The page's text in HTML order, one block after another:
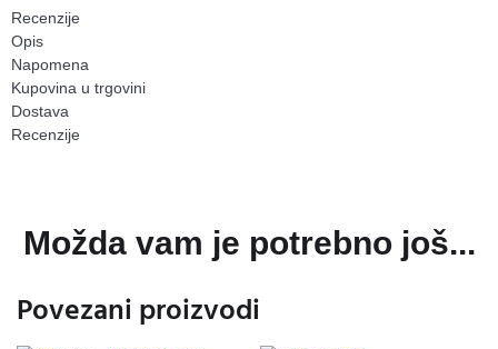
Recenzije
Opis
Napomena
Kupovina u trgovini
Dostava
Recenzije
Možda vam je potrebno još...
Povezani proizvodi